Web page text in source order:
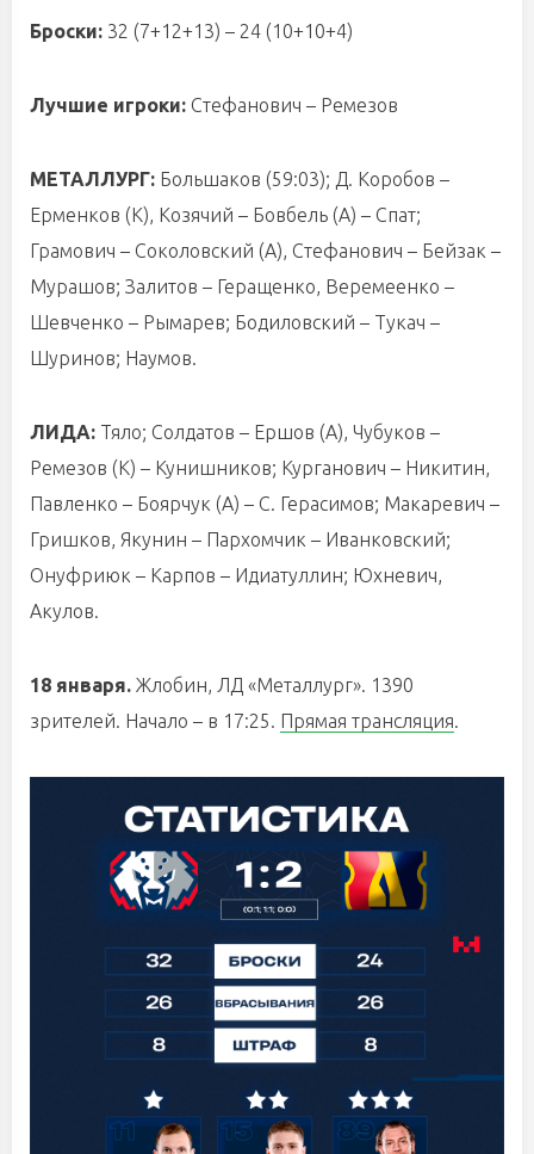
Броски: 32 (7+12+13) – 24 (10+10+4)
Лучшие игроки: Стефанович – Ремезов
МЕТАЛЛУРГ: Большаков (59:03); Д. Коробов –
Ерменков (К), Козячий – Бовбель (А) – Спат;
Грамович – Соколовский (А), Стефанович – Бейзак –
Мурашов; Залитов – Геращенко, Веремеенко –
Шевченко – Рымарев; Бодиловский – Тукач –
Шуринов; Наумов.
ЛИДА: Тяло; Солдатов – Ершов (А), Чубуков –
Ремезов (К) – Кунишников; Курганович – Никитин,
Павленко – Боярчук (А) – С. Герасимов; Макаревич –
Гришков, Якунин – Пархомчик – Иванковский;
Онуфриюк – Карпов – Идиатуллин; Юхневич,
Акулов.
18 января. Жлобин, ЛД «Металлург». 1390
зрителей. Начало – в 17:25. Прямая трансляция.